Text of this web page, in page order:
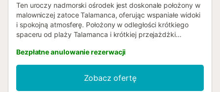
Ten uroczy nadmorski ośrodek jest doskonale położony w
malowniczej zatoce Talamanca, oferując wspaniałe widoki
i spokojną atmosferę. Położony w odległości krótkiego
spaceru od plaży Talamanca i krótkiej przejażdżki
miejscem dla osób poszukujących zarówno relaksu, jak i
wygody. Jest to dom wakacyjny Fincallorca. Dom posiada
jasną część dzienną z przepięknym widokiem na morze i
klimatyzacją, płynnie połączoną z w pełni wyposażoną
Bezpłatne anulowanie rezerwacji
Zobacz ofertę